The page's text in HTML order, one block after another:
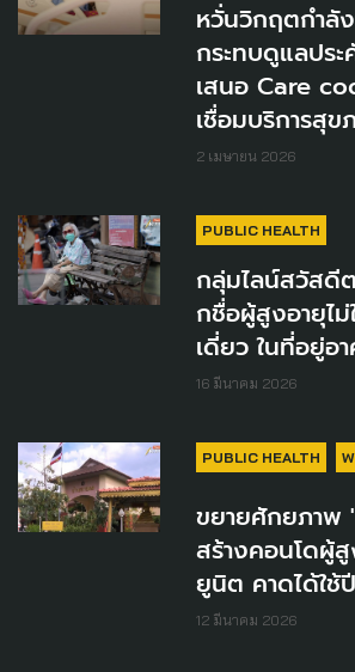
หวั่นวิกฤตกำลั
กระทบดูแลปร
เสนอ Care
เชื่อมบริการสุ
2 เมษายน 2026
PUBLIC HEALTH
กลุ่มไลน์สวัสดีต
กชื่อผู้สูงอายุไ
เดี่ยว ในที่อยู่อ
16 มีนาคม 2026
PUBLIC HEALTH
ขยายศักยภาพ
สร้างคอนโดผู้
ยูนิต คาดได้ใช้
12 มีนาคม 2026